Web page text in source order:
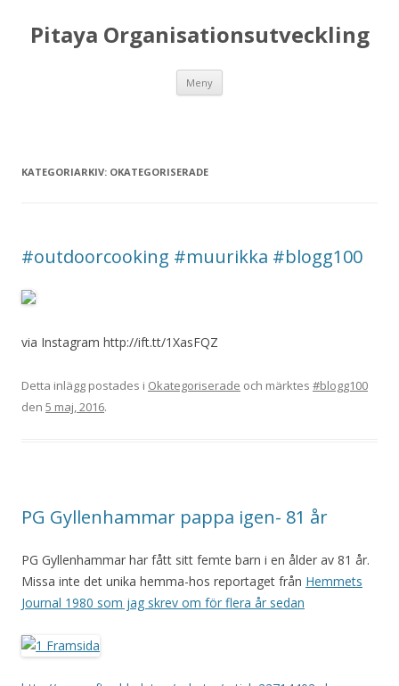
Pitaya Organisationsutveckling
Meny
KATEGORIARKIV: OKATEGORISERADE
#outdoorcooking #muurikka #blogg100
via Instagram http://ift.tt/1XasFQZ
Detta inlägg postades i Okategoriserade och märktes #blogg100
den 5 maj, 2016.
PG Gyllenhammar pappa igen- 81 år
PG Gyllenhammar har fått sitt femte barn i en ålder av 81 år.
Missa inte det unika hemma-hos reportaget från Hemmets
Journal 1980 som jag skrev om för flera år sedan